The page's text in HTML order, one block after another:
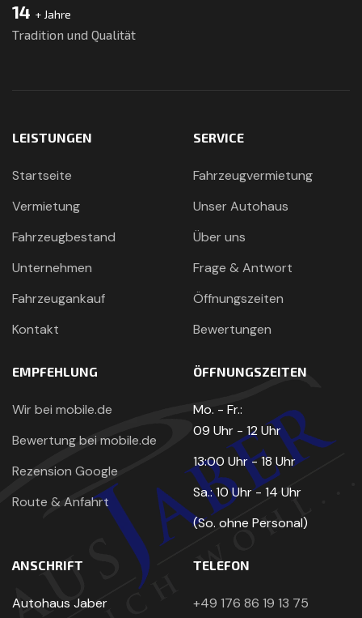
20 + Jahre
Tradition und Qualität
LEISTUNGEN
Startseite
Vermietung
Fahrzeugbestand
Unternehmen
Fahrzeugankauf
Kontakt
SERVICE
Fahrzeugvermietung
Unser Autohaus
Über uns
Frage & Antwort
Öffnungszeiten
Bewertungen
EMPFEHLUNG
Wir bei mobile.de
Bewertung bei mobile.de
Rezension Google
Route & Anfahrt
ÖFFNUNGSZEITEN
Mo. - Fr.:
09 Uhr - 12 Uhr
13:00 Uhr - 18 Uhr
Sa.: 10 Uhr - 14 Uhr
(So. ohne Personal)
ANSCHRIFT
Autohaus Jaber
TELEFON
+49 176 86 19 13 75